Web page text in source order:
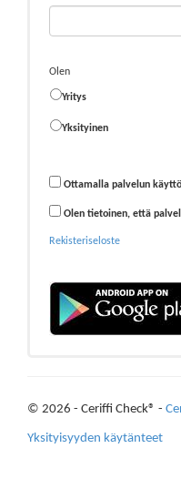
Olen
Yritys
Yksityinen
Ottamalla palvelun
Olen tietoinen, että
Rekisteriseloste
© 2026 - Ceriffi Check® -
Yksityisyyden käytänteet